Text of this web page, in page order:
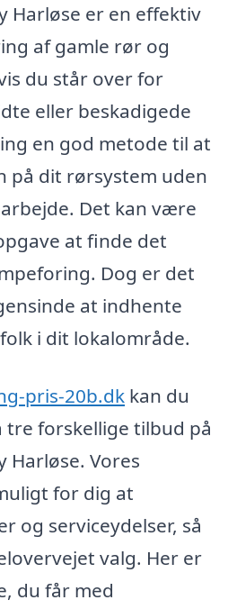
Harløse er en effektiv
af gamle rør og
du står over for
eller beskadigede
en god metode til at
på dit rørsystem uden
Det kan være
at finde det
Dog er det
at indhente
i dit lokalområde.
pris-20b.dk kan du
forskellige tilbud på
Harløse. Vores
for dig at
og serviceydelser, så
valg. Her er
du får med